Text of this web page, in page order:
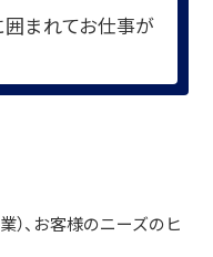
囲まれてお仕事が
）、お客様のニーズのヒ